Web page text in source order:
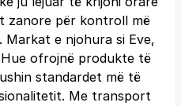
zanore për kontroll më
Markat e njohura si Eve,
Hue ofrojnë produkte të
standardet më të
Me transport